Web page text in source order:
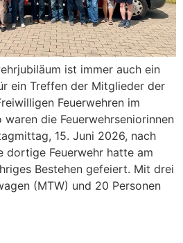
ist immer auch ein
ein Treffen der Mitglieder der
Feuerwehren im
waren die Feuerwehrseniorinnen
15. Juni 2026, nach
dortige Feuerwehr hatte am
Bestehen gefeiert. Mit drei
(MTW) und 20 Personen